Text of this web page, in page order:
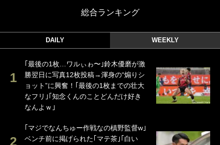
総合ランキング
DAILY WEEKLY
｢最後の1枚…ワルぃゎ〜｣鈴木優磨が激
勝翌日に写真12枚投稿→渾身の“煽りシ
ョット”に興奮！｢最後の1枚までの壮大
なフリ｣｢知念くんのことどんだけ好き
なんよｗ｣
｢マジでなんちゅー作戦なの槙野監督w｣
ベンチ前に掲げられた｢マテ茶｣｢白い